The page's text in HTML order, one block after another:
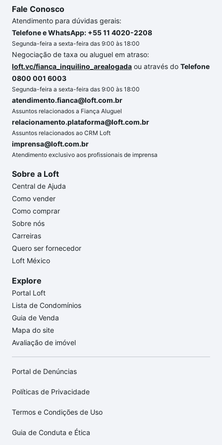
Fale Conosco
Atendimento para dúvidas gerais:
Telefone e WhatsApp: +55 11 4020-2208
Segunda-feira a sexta-feira das 9:00 às 18:00
Negociação de taxa ou aluguel em atraso:
loft.vc/fianca_inquilino_arealogada ou através do Telefone
0800 001 6003
Segunda-feira a sexta-feira das 9:00 às 18:00
atendimento.fianca@loft.com.br
Assuntos relacionados a Fiança Aluguel
relacionamento.plataforma@loft.com.br
Assuntos relacionados ao CRM Loft
imprensa@loft.com.br
Atendimento exclusivo aos profissionais de imprensa
Sobre a Loft
Central de Ajuda
Como vender
Como comprar
Sobre nós
Carreiras
Quero ser fornecedor
Loft México
Explore
Portal Loft
Lista de Condomínios
Guia de Venda
Mapa do site
Avaliação de imóvel
Portal de Denúncias
Políticas de Privacidade
Termos e Condições de Uso
Guia de Conduta e Ética